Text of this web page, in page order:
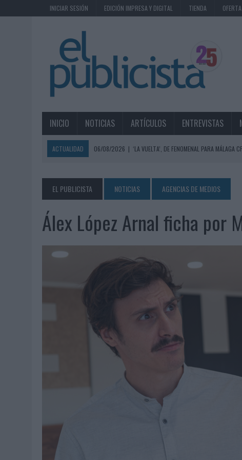
INICIAR SESIÓN EDICIÓN IMPRESA Y DIGITAL TIENDA
INICIO NOTICIAS ARTÍCULOS ENTREVISTAS
ACTUALIDAD 06/08/2026 | ‘LA VUELTA’, DE FENOMENAL PARA MÁLAGA CF
06/08/2026 | LA TELEVISIÓN SIGUE LIDERANDO EL CONSUMO DE MEDIOS
06/08/2026
EL USO DE LA IA GENERATIVA ALCANZA YA AL 62% DE LOS
06/08/2026 |
SYSTEM1 NOMBRA A KIMBERLY BASTONI COMO NUEVA
06/08/2026
LA IA ESTÁ SUBIENDO EL LISTÓN DE LA CREATIVIDAD
BEON WORLDWIDE LANZA RAÍZ URBANA PARA
FABRA COMUNICACIÓN INCORPORA A CASONÁ Y ASUME LA
LOPESAN HOTELS & RESORTS ACERCA EL PARAÍSO
LUIS ARQUILLOS (BURGO DE ARIAS): “LA CONSTRUCCIÓN
‘EL PARAÍSO MÁS CERCA’, DE 22GRADOS PARA LOPESAN
‘LA ÚNICA CERVEZA DEL MUNDO QUE SE DISFRUTA DOS
‘EL FÚTBOL SIN LAS PERSONAS’, DE DENTSU CREATIVE PARA
CAPAZ, LA CERVEZA QUE CONVIERTE CADA BOTELLA EN
04/08/2026
04/08/2026
AUDIBLE REIVINDICA EL PODER TRANSFORMADOR DEL
EL PUBLICISTA NOTICIAS AGENCIAS DE MEDIOS
Álex López Arnal ficha por